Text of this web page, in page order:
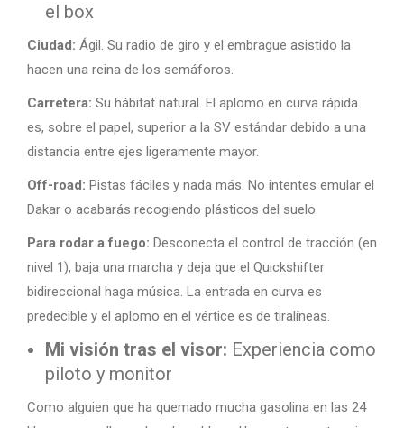
el box
Ciudad: Ágil. Su radio de giro y el embrague asistido la
hacen una reina de los semáforos.
Carretera: Su hábitat natural. El aplomo en curva rápida
es, sobre el papel, superior a la SV estándar debido a una
distancia entre ejes ligeramente mayor.
Off-road: Pistas fáciles y nada más. No intentes emular el
Dakar o acabarás recogiendo plásticos del suelo.
Para rodar a fuego: Desconecta el control de tracción (en
nivel 1), baja una marcha y deja que el Quickshifter
bidireccional haga música. La entrada en curva es
predecible y el aplomo en el vértice es de tiralíneas.
Mi visión tras el visor: Experiencia como
piloto y monitor
Como alguien que ha quemado mucha gasolina en las 24